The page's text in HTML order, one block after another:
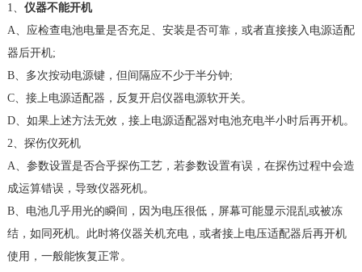
1、 仪器不能开机
A、应检查电池电量是否充足、安装是否可靠，或者直接接入电源适配
器后开机;
B、多次按动电源键，但间隔应不少于半分钟;
C、接上电源适配器，反复开启仪器电源软开关。
D、如果上述方法无效，接上电源适配器对电池充电半小时后再开机。
2、探伤仪死机
A、参数设置是否合乎探伤工艺，若参数设置有误，在探伤过程中会造
成运算错误，导致仪器死机。
B、电池几乎用光的瞬间，因为电压很低，屏幕可能显示混乱或被冻
结，如同死机。此时将仪器关机充电，或者接上电压适配器后再开机
使用，一般能恢复正常。